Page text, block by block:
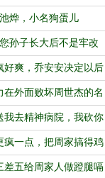
烨，小名狗蛋儿
孙子长大后不是牢改
儿
好爽，乔安安决定以后
在外面败坏周世杰的名
我去精神病院，我砍你
疯一点，把周家搞得鸡
差五给周家人做蹬腿嗝